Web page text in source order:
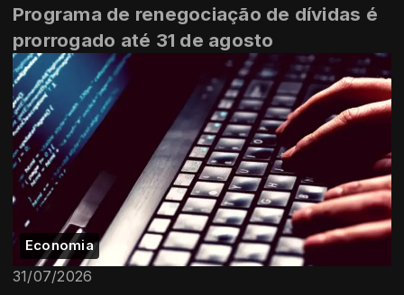
Programa de renegociação de dívidas é
prorrogado até 31 de agosto
Economia
31/07/2026